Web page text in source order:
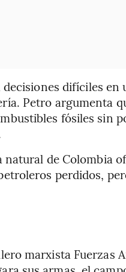
difíciles en
Petro argumenta
fósiles sin
de Colombia
perdidos,
marxista Fuerzas